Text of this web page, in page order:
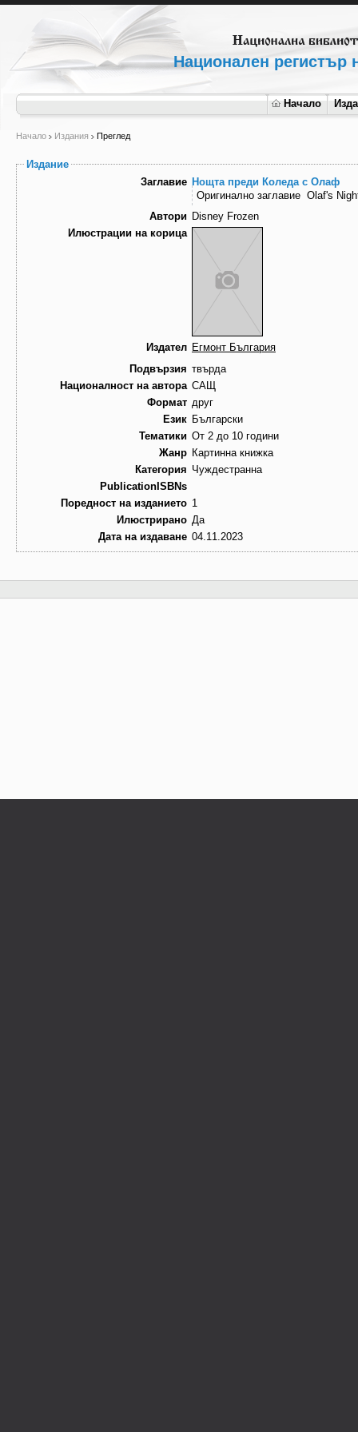
Национален регистър
Начало
Начало Издания Преглед
Издание
Заглавие Нощта преди Коледа с Олаф
Оригинално заглавие Olaf's
Автори Disney Frozen
Илюстрации на корица
Издател Егмонт България
Подвързия твърда
Националност на автора САЩ
Формат друг
Език Български
Тематики От 2 до 10 години
Жанр Картинна книжка
Категория Чуждестранна
PublicationISBNs
Поредност на изданието 1
Илюстрирано Да
Дата на издаване 04.11.2023